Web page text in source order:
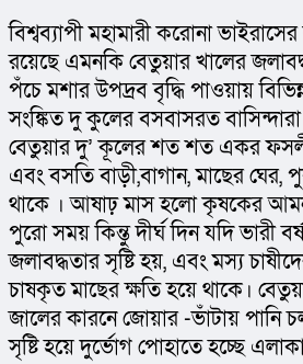
বিশ্বব্যাপী মহামারী করোনা
রয়েছে এমনকি বেতুয়ার খালের
পঁচে মশার উপদ্রব বৃদ্ধি পাওয়ায়
সংঙ্কিত দু কুলের বসবাসরত
বেতুয়ার দু’ কূলের শত শত একর
এবং বসতি বাড়ী,বাগান, মাছের ঘের,
থাকে । আষাঢ় মাস হলো কৃষকের
পুরো সময় কিন্তু দীর্ঘ দিন যদি ভারী
জলাবদ্ধতার সৃষ্টি হয়, এবং মস্য
চাষকৃত মাছের ক্ষতি হয়ে থাকে।
জালের কারনে জোয়ার -ভাঁটায় পানি
সৃষ্টি হয়ে দুর্ভোগ পোহাতে হচ্ছে